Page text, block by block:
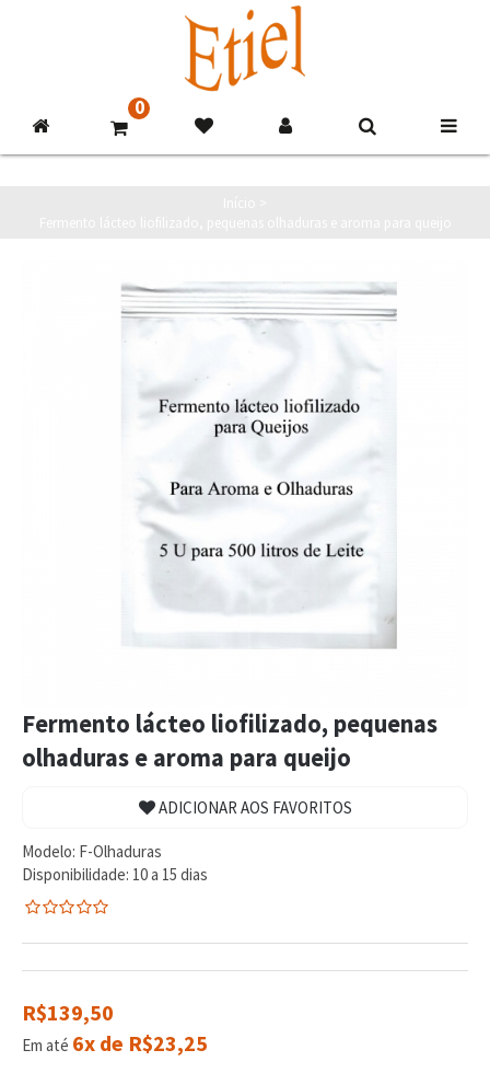
0
Fermento lácteo liofilizado, pequenas
olhaduras e aroma para queijo
ADICIONAR AOS FAVORITOS
Modelo: F-Olhaduras
Disponibilidade: 10 a 15 dias
de
R$139,50
Em até 6x de R$23,25